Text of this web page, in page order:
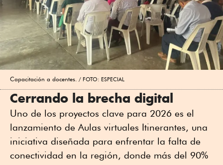
Capacitación a docentes. FOTO: ESPECIAL
Cerrando la brecha digital
Uno de los proyectos clave para 2026 es el
lanzamiento de Aulas virtuales Itinerantes, una
iniciativa diseñada para enfrentar la falta de
conectividad en la región, donde más del 90%